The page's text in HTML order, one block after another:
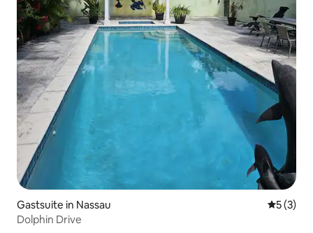
Gastsuite in Nassau
5 (3)
Dolphin Drive